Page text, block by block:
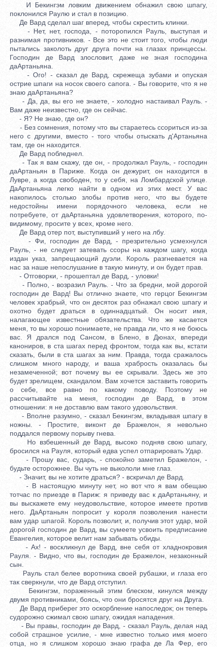
И Бекингэм ловким движением обнажил свою шпагу,
поклонился Раулю и стал в позицию.
Де Вард сделал шаг вперед, чтобы скрестить клинки.
- Нет, нет, господа, - поторопился Рауль, выступая и
разнимая противников. - Все это не стоит того, чтобы люди
пытались заколоть друг друга почти на глазах принцессы.
Господин де Вард злословит, даже не зная господина
даАртаньяна.
- Ого! - сказал де Вард, скрежеща зубами и опуская
острие шпаги на носок своего сапога. - Вы говорите, что я не
знаю даАртаньяна?
- Да, да, вы его не знаете, - холодно настаивал Рауль. -
Вам даже неизвестно, где он сейчас.
- Я? Не знаю, где он?
- Без сомнения, потому что вы стараетесь ссориться из-за
него с другими, вместо - того чтобы отыскать д'Артаньяна
там, где он находится.
Де Вард побледнел.
- Так я вам скажу, где он, - продолжал Рауль, - господин
даАртаньян в Париже. Когда он дежурит, он находится в
Лувре, а когда свободен, то у себя, на Ломбардской улице.
ДаАртаньяна легко найти в одном из этих мест. У вас
накопилось столько злобы против него, что вы будете
недостойны имени порядочного человека, если не
потребуете, от даАртаньяна удовлетворения, которого, по-
видимому, просите у всех, кроме него.
Де Вард отер пот, выступивший у него на лбу.
- Фи, господин де Вард, - презрительно усмехнулся
Рауль, - не следует затевать ссоры на каждом шагу, когда
издан указ, запрещающий дуэли. Король разгневается на
нас за наше непослушание в такую минуту, и он будет прав.
- Отговорки, - прошептал де Вард, - уловки!
- Полно, - возразил Рауль. - Что за бредни, мой дорогой
господин де Вард! Вы отлично знаете, что герцог Бекингэм
человек храбрый, что он десяток раз обнажал свою шпагу и
охотно будет драться в одиннадцатый. Он носит имя,
налагающее известные обязательства. Что же касается
меня, то вы хорошо понимаете, не правда ли, что я не боюсь
вас. Я дрался под Сансом, в Блено, в Дюнах, впереди
канониров, в ста шагах перед фронтом, тогда как вы, кстати
сказать, были в ста шагах за ним. Правда, тогда сражалось
слишком много народу, и ваша храбрость оказалась бы
незамеченной; вот почему вы ее скрывали. Здесь же это
будет зрелищем, скандалом. Вам хочется заставить говорить
о себе, все равно по какому поводу. Поэтому не
рассчитывайте на меня, господин де Вард, в этом
отношении: я не доставлю вам такого удовольствия.
- Вполне разумно, - сказал Бекингэм, вкладывая шпагу в
ножны. - Простите, виконт де Бражелон, я невольно
поддался первому порыву гнева.
Но взбешенный де Вард, высоко подняв свою шпагу,
бросился на Рауля, который едва успел отпарировать Удар.
- Прошу вас, сударь, - спокойно заметил Бражелон, -
будьте осторожнее. Вы чуть не выкололи мне глаз.
- Значит, вы не хотите драться? - вскричал де Вард.
- В настоящую минуту нет, но вот что я вам обещаю
тотчас по приезде в Париж: я приведу вас к даАртаньяну, и
вы выскажете ему неудовольствие, которое имеете против
него. ДаАртаньян попросит у короля позволения нанести
вам удар шпагой. Король позволит, и, получив этот удар, мой
дорогой господин де Вард, вы сумеете усвоить предписание
Евангелия, которое велит нам забывать обиды.
- Ах! - воскликнул де Вард, вне себя от хладнокровия
Рауля. - Видно, что вы, господин де Бражелон, незаконный
сын.
Рауль стал белее воротника своей рубашки, и глаза его
так сверкнули, что де Вард отступил.
Бекингэм, пораженный этим блеском, кинулся между
двумя противниками, боясь, что они бросятся друг на Друга.
Де Вард приберег это оскорбление напоследок; он теперь
судорожно сжимал свою шпагу, ожидая нападения.
- Вы правы, господин де Вард, - сказал Рауль, делая над
собой страшное усилие, - мне известно только имя моего
отца, но я слишком хорошо знаю графа де Ла Фер, его